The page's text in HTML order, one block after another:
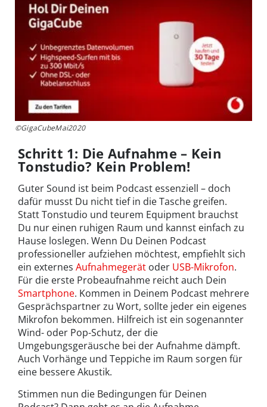
©GigaCubeMai2020
Schritt 1: Die Aufnahme – Kein
Tonstudio? Kein Problem!
Guter Sound ist beim Podcast essenziell – doch
dafür musst Du nicht tief in die Tasche greifen.
Statt Tonstudio und teurem Equipment brauchst
Du nur einen ruhigen Raum und kannst einfach zu
Hause loslegen. Wenn Du Deinen Podcast
professioneller aufziehen möchtest, empfiehlt sich
ein externes Aufnahmegerät oder USB-Mikrofon.
Für die erste Probeaufnahme reicht auch Dein
Smartphone. Kommen in Deinem Podcast mehrere
Gesprächspartner zu Wort, sollte jeder ein eigenes
Mikrofon bekommen. Hilfreich ist ein sogenannter
Wind- oder Pop-Schutz, der die
Umgebungsgeräusche bei der Aufnahme dämpft.
Auch Vorhänge und Teppiche im Raum sorgen für
eine bessere Akustik.
Stimmen nun die Bedingungen für Deinen